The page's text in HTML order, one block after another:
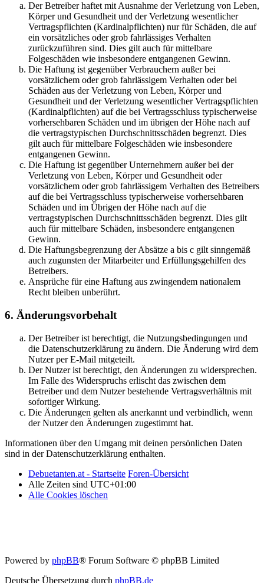
Der Betreiber haftet mit Ausnahme der Verletzung von Leben,
Körper und Gesundheit und der Verletzung wesentlicher
Vertragspflichten (Kardinalpflichten) nur für Schäden, die auf
ein vorsätzliches oder grob fahrlässiges Verhalten
zurückzuführen sind. Dies gilt auch für mittelbare
Folgeschäden wie insbesondere entgangenen Gewinn.
Die Haftung ist gegenüber Verbrauchern außer bei
vorsätzlichem oder grob fahrlässigem Verhalten oder bei
Schäden aus der Verletzung von Leben, Körper und
Gesundheit und der Verletzung wesentlicher Vertragspflichten
(Kardinalpflichten) auf die bei Vertragsschluss typischerweise
vorhersehbaren Schäden und im übrigen der Höhe nach auf
die vertragstypischen Durchschnittsschäden begrenzt. Dies
gilt auch für mittelbare Folgeschäden wie insbesondere
entgangenen Gewinn.
Die Haftung ist gegenüber Unternehmern außer bei der
Verletzung von Leben, Körper und Gesundheit oder
vorsätzlichem oder grob fahrlässigem Verhalten des Betreibers
auf die bei Vertragsschluss typischerweise vorhersehbaren
Schäden und im Übrigen der Höhe nach auf die
vertragstypischen Durchschnittsschäden begrenzt. Dies gilt
auch für mittelbare Schäden, insbesondere entgangenen
Gewinn.
Die Haftungsbegrenzung der Absätze a bis c gilt sinngemäß
auch zugunsten der Mitarbeiter und Erfüllungsgehilfen des
Betreibers.
Ansprüche für eine Haftung aus zwingendem nationalem
Recht bleiben unberührt.
6. Änderungsvorbehalt
Der Betreiber ist berechtigt, die Nutzungsbedingungen und
die Datenschutzerklärung zu ändern. Die Änderung wird dem
Nutzer per E-Mail mitgeteilt.
Der Nutzer ist berechtigt, den Änderungen zu widersprechen.
Im Falle des Widerspruchs erlischt das zwischen dem
Betreiber und dem Nutzer bestehende Vertragsverhältnis mit
sofortiger Wirkung.
Die Änderungen gelten als anerkannt und verbindlich, wenn
der Nutzer den Änderungen zugestimmt hat.
Informationen über den Umgang mit deinen persönlichen Daten
sind in der Datenschutzerklärung enthalten.
Debuetanten.at - Startseite Foren-Übersicht
Alle Zeiten sind UTC+01:00
Alle Cookies löschen
Powered by phpBB® Forum Software © phpBB Limited
Deutsche Übersetzung durch phpBB.de